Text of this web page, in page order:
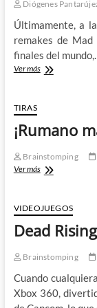
Diógenes
Últimamente, a
remakes de
finales del
Ver másEl
TIRAS
¡Rumano
Brainstomping
Ver más¡Rumano
VIDEOJUEGOS
Dead Rising
Brainstomping
Cuando
Xbox 360,